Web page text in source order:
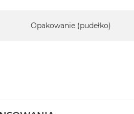
Opakowanie (pudełko)